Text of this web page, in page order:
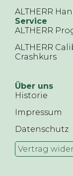
ALTHERR
Service
ALTHERR
ALTHERR
Crashkurs
Über uns
Historie
Impressum
Datenschutz
Vertrag